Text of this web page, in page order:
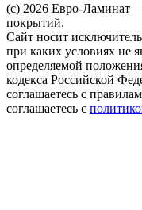
(c) 2026 Евро-Ламинат
покрытий.
Сайт носит
при каких условиях не
определяемой
кодекса Российской
соглашаетесь с
соглашаетесь с